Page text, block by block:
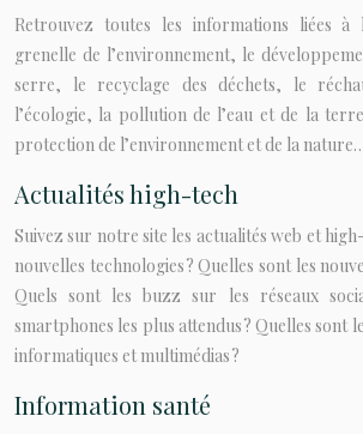
Retrouvez toutes les informations liées à
grenelle de l’environnement, le
serre, le recyclage des déchets, le
l’écologie, la pollution de l’eau et de la
protection de l’environnement et de la
Actualités high-tech
Suivez sur notre site les actualités web et
nouvelles technologies ? Quelles sont les
Quels sont les buzz sur les réseaux
smartphones les plus attendus ? Quelles sont
informatiques et multimédias ?
Information santé